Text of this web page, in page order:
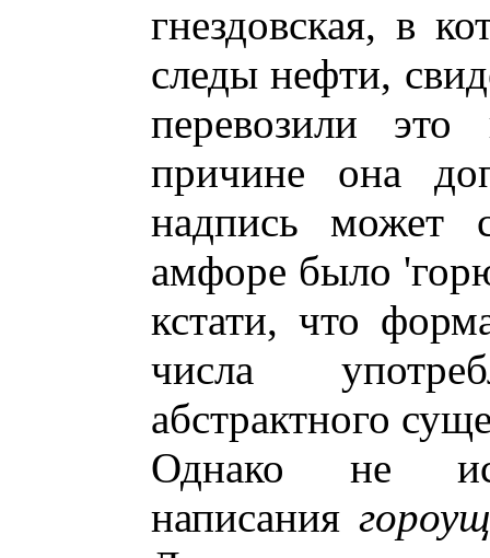
гнездовская, в
следы нефти,
перевозили
причине она
надпись может
амфоре было
кстати, что
числа
абстрактного
Однако не
написания